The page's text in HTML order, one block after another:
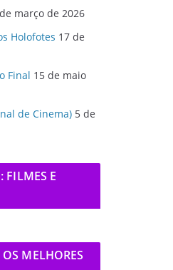
março de 2026
Holofotes 17 de
Final 15 de maio
de Cinema) 5 de
FILMES E
MELHORES